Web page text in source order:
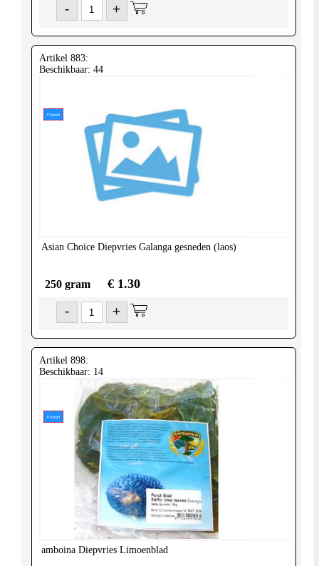
- +
Frozen
Artikel 883:
Beschikbaar: 44
Asian Choice Diepvries Galanga gesneden (laos)
250 gram € 1.30
- +
Frozen
Artikel 898:
Beschikbaar: 14
amboina Diepvries Limoenblad